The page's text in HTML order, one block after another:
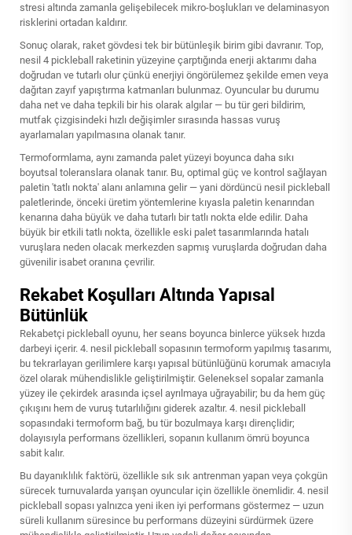
stresi altında zamanla gelişebilecek mikro-boşlukları ve delaminasyon
risklerini ortadan kaldırır.
Sonuç olarak, raket gövdesi tek bir bütünleşik birim gibi davranır. Top,
nesil 4 pickleball raketinin yüzeyine çarptığında enerji aktarımı daha
doğrudan ve tutarlı olur çünkü enerjiyi öngörülemez şekilde emen veya
dağıtan zayıf yapıştırma katmanları bulunmaz. Oyuncular bu durumu
daha net ve daha tepkili bir his olarak algılar — bu tür geri bildirim,
mutfak çizgisindeki hızlı değişimler sırasında hassas vuruş
ayarlamaları yapılmasına olanak tanır.
Termoformlama, aynı zamanda palet yüzeyi boyunca daha sıkı
boyutsal toleranslara olanak tanır. Bu, optimal güç ve kontrol sağlayan
paletin 'tatlı nokta' alanı anlamına gelir — yani dördüncü nesil pickleball
paletlerinde, önceki üretim yöntemlerine kıyasla paletin kenarından
kenarına daha büyük ve daha tutarlı bir tatlı nokta elde edilir. Daha
büyük bir etkili tatlı nokta, özellikle eski palet tasarımlarında hatalı
vuruşlara neden olacak merkezden sapmış vuruşlarda doğrudan daha
güvenilir isabet oranına çevrilir.
Rekabet Koşulları Altında Yapısal
Bütünlük
Rekabetçi pickleball oyunu, her seans boyunca binlerce yüksek hızda
darbeyi içerir. 4. nesil pickleball sopasının termoform yapılmış tasarımı,
bu tekrarlayan gerilimlere karşı yapısal bütünlüğünü korumak amacıyla
özel olarak mühendislikle geliştirilmiştir. Geleneksel sopalar zamanla
yüzey ile çekirdek arasında içsel ayrılmaya uğrayabilir; bu da hem güç
çıkışını hem de vuruş tutarlılığını giderek azaltır. 4. nesil pickleball
sopasındaki termoform bağ, bu tür bozulmaya karşı dirençlidir;
dolayısıyla performans özellikleri, sopanın kullanım ömrü boyunca
sabit kalır.
Bu dayanıklılık faktörü, özellikle sık sık antrenman yapan veya çokgün
sürecek turnuvalarda yarışan oyuncular için özellikle önemlidir. 4. nesil
pickleball sopası yalnızca yeni iken iyi performans göstermez — uzun
süreli kullanım süresince bu performans düzeyini sürdürmek üzere